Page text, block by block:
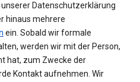
Datenschutzerklärung
hinaus mehrere
ein. Sobald wir formale
werden wir mit der Person,
hat, zum Zwecke der
Kontakt aufnehmen. Wir